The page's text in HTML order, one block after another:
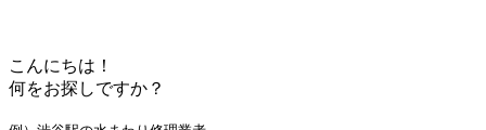
こんにちは！
何をお探しですか？